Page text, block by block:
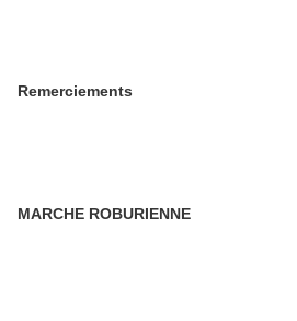
Remerciements
MARCHE ROBURIENNE